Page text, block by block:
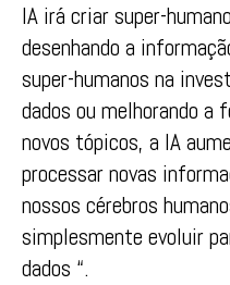
IA irá criar super-
desenhando a
super-humanos na
dados ou melhorando a
novos tópicos, a IA
processar novas
nossos cérebros
simplesmente evoluir
dados “.